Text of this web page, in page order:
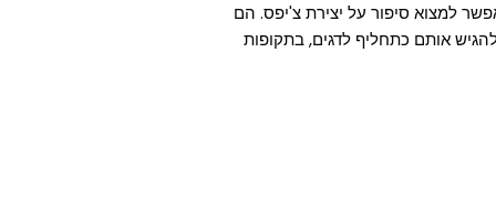
של משפחה אחת מכפר קטן בבלגיה משנת 1781, אפשר למצוא סיפור על יצירת צ'יפס. הם
אותם כתחליף לדגים, בתקופות